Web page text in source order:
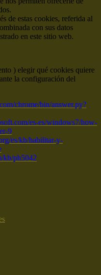
de estas cookies, referida al
con sus datos
en este sitio web.
) elegir qué cookies quiere
la configuración del
chrome/bin/answer.py?
es-es/windows7/how-
9
es/kb/habilitar-y-
kb/ph5042